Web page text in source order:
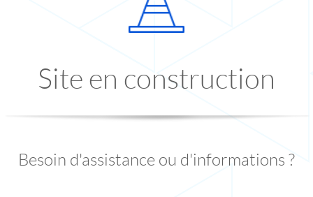
Site en construction
Besoin d'assistance ou d'informations ?